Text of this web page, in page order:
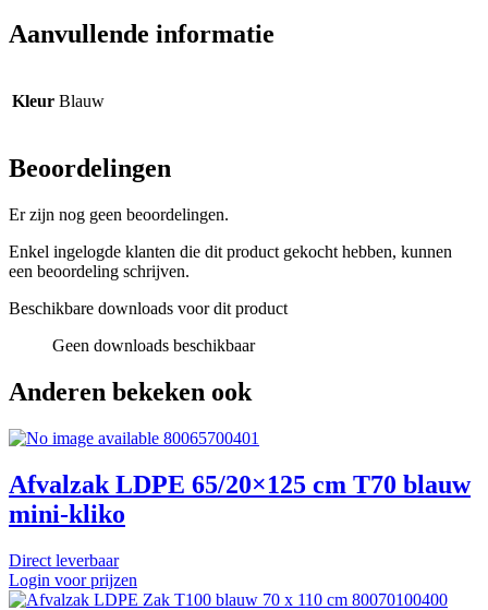
Aanvullende informatie
Kleur Blauw
Beoordelingen
Er zijn nog geen beoordelingen.
Enkel ingelogde klanten die dit product gekocht hebben, kunnen
een beoordeling schrijven.
Beschikbare downloads voor dit product
Geen downloads beschikbaar
Anderen bekeken ook
80065700401
Afvalzak LDPE 65/20×125 cm T70 blauw
mini-kliko
Direct leverbaar
Login voor prijzen
80070100400